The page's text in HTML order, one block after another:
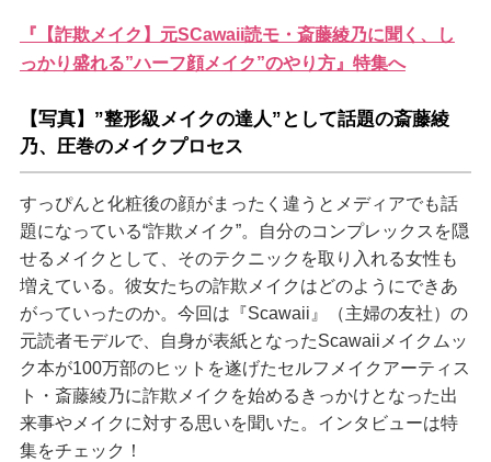
『【詐欺メイク】元SCawaii読モ・斎藤綾乃に聞く、し
っかり盛れる”ハーフ顔メイク”のやり方』特集へ
【写真】”整形級メイクの達人”として話題の斎藤綾
乃、圧巻のメイクプロセス
すっぴんと化粧後の顔がまったく違うとメディアでも話
題になっている“詐欺メイク”。自分のコンプレックスを隠
せるメイクとして、そのテクニックを取り入れる女性も
増えている。彼女たちの詐欺メイクはどのようにできあ
がっていったのか。今回は『Scawaii』（主婦の友社）の
元読者モデルで、自身が表紙となったScawaiiメイクムッ
ク本が100万部のヒットを遂げたセルフメイクアーティス
ト・斎藤綾乃に詐欺メイクを始めるきっかけとなった出
来事やメイクに対する思いを聞いた。インタビューは特
集をチェック！